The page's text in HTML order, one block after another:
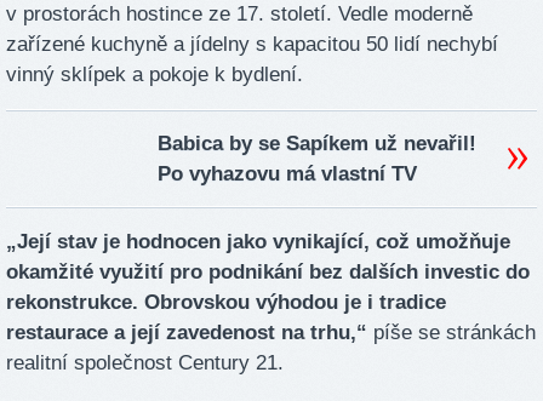
v prostorách hostince ze 17. století. Vedle moderně
zařízené kuchyně a jídelny s kapacitou 50 lidí nechybí
vinný sklípek a pokoje k bydlení.
Babica by se Sapíkem už nevařil!
Po vyhazovu má vlastní TV
„Její stav je hodnocen jako vynikající, což umožňuje
okamžité využití pro podnikání bez dalších investic do
rekonstrukce. Obrovskou výhodou je i tradice
restaurace a její zavedenost na trhu,“ píše se stránkách
realitní společnost Century 21.